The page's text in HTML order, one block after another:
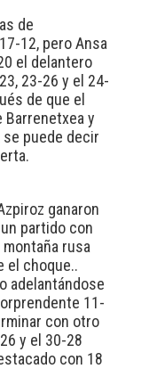
de
12, pero Ansa
el delantero
23-26 y el 24-
de que el
Barrenetxea y
puede decir
ganaron
partido con
rusa
el choque..
adelantándose
11-
con otro
y el 30-28
con 18